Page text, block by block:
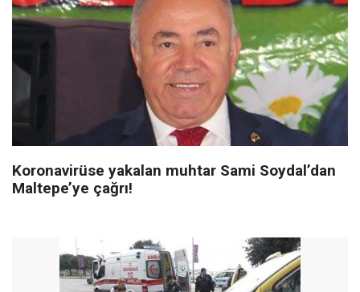
Koronavirüse yakalan muhtar Sami Soydal’dan
Maltepe’ye çağrı!